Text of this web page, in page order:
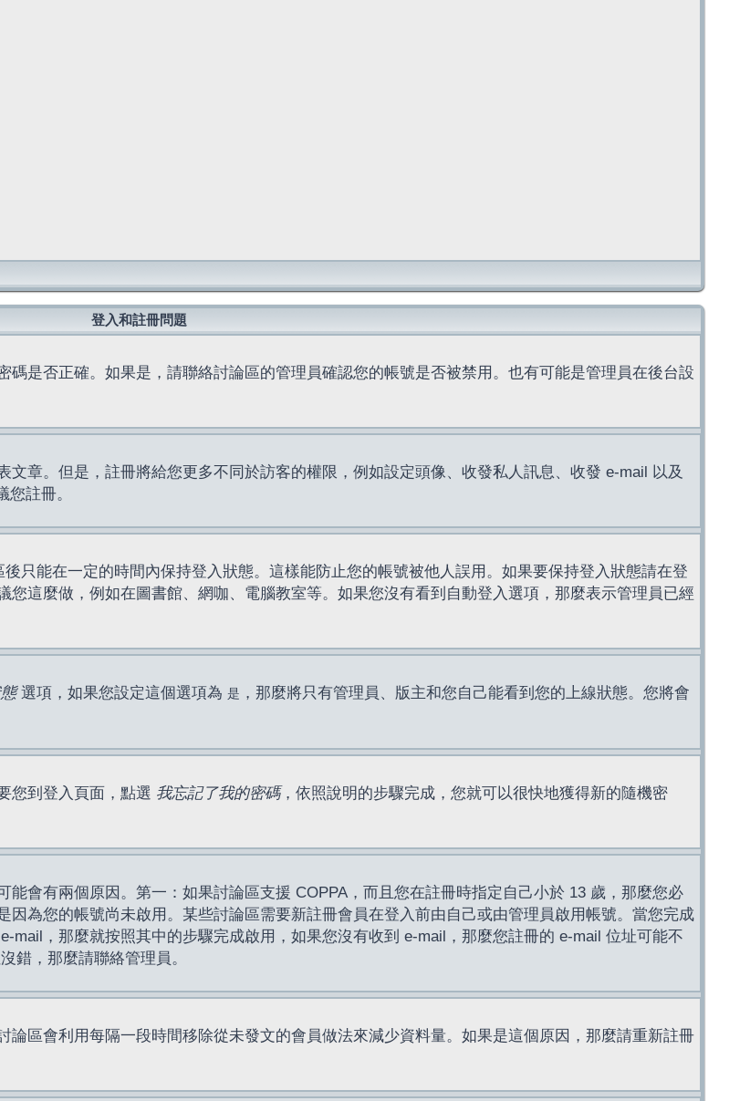
登入和註冊問題
是否正確。如果是，請聯絡討論區的管理員確認您的帳號是否被禁用。也有可能是管理員在後台設
章。但是，註冊將給您更多不同於訪客的權限，例如設定頭像、收發私人訊息、收發 e-mail 以及
註冊。
只能在一定的時間內保持登入狀態。這樣能防止您的帳號被他人誤用。如果要保持登入狀態請在登
這麼做，例如在圖書館、網咖、電腦教室等。如果您沒有看到自動登入選項，那麼表示管理員已經
選項，如果您設定這個選項為 是 ，那麼將只有管理員、版主和您自己能看到您的上線狀態。您將會
您到登入頁面，點選 我忘記了我的密碼，依照說明的步驟完成，您就可以很快地獲得新的隨機密
會有兩個原因。第一：如果討論區支援 COPPA，而且您在註冊時指定自己小於 13 歲，那麼您必
為您的帳號尚未啟用。某些討論區需要新註冊會員在登入前由自己或由管理員啟用帳號。當您完成
mail，那麼就按照其中的步驟完成啟用，如果您沒有收到 e-mail，那麼您註冊的 e-mail 位址可能不
錯，那麼請聯絡管理員。
區會利用每隔一段時間移除從未發文的會員做法來減少資料量。如果是這個原因，那麼請重新註冊